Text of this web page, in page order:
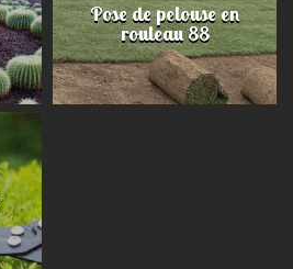
Pose de pelouse en
rouleau 88